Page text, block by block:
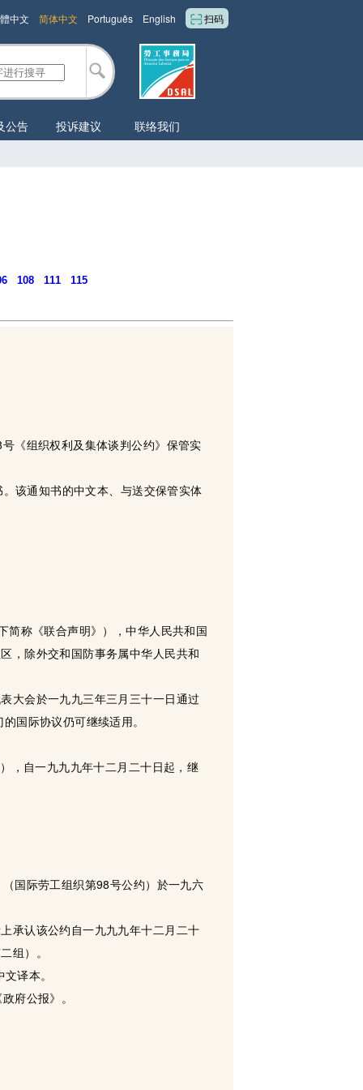
扫码
English
Português
简体中文
中文
公告 投诉建议 联络我们
108 111
115
《组织权利及集体谈判公约》保管实
该通知书的中文本、与送交保管实体
简称《联合声明》），中华人民共和国
，除外交和国防事务属中华人民共和
大会於一九九三年三月三十一日通过
国际协议仍可继续适用。
，自一九九九年十二月二十日起，继
国际劳工组织第98号公约）於一九六
承认该公约自一九九九年十二月二十
组）。
译本。
府公报》。